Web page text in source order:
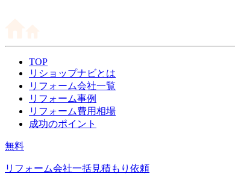
TOP
リショップナビとは
リフォーム会社一覧
リフォーム事例
リフォーム費用相場
成功のポイント
無料
リフォーム会社一括見積もり依頼